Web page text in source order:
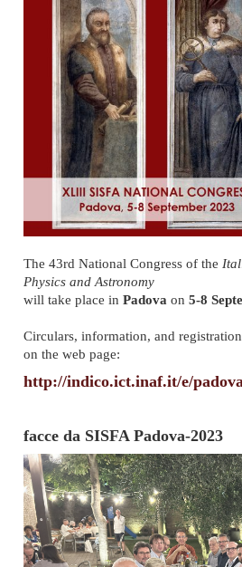
The 43rd National Congress of the
Physics and Astronomy
will take place in Padova on 5-8
Circulars, information, and
on the web page:
http://indico.ict.inaf.it/e/
facce da SISFA Padova-2023